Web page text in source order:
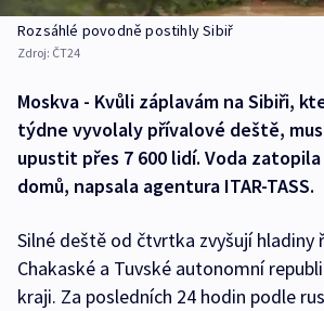
Rozsáhlé povodně postihly Sibiř
Zdroj: ČT24
Moskva - Kvůli záplavám na Sibiři,
týdne vyvolaly přívalové deště,
upustit přes 7 600 lidí. Voda
domů, napsala agentura ITAR-TASS.
Silné deště od čtvrtka zvyšují hladiny
Chakaské a Tuvské autonomní
kraji. Za posledních 24 hodin podle